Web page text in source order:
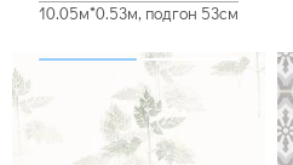
10.05м*0.53м, подгон 53см